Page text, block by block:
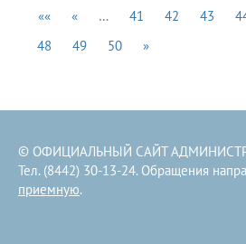
«« « … 41 42 43
48
49 50 »
© ОФИЦИАЛЬНЫЙ САЙТ
Тел. (8442) 30-13-24. Обращения
приемную.